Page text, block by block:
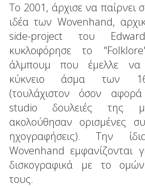
Το 2001, άρχισε να παίρνει
ιδέα των Wovenhand,
side-project του
κυκλοφόρησε το
άλμπουμ που έμελλε να
κύκνειο άσμα των
(τουλάχιστον όσον
studio δουλειές της
ακολούθησαν ορισμένες
ηχογραφήσεις). Την
Wovenhand εμφανίζονται
δισκογραφικά με το
τους.